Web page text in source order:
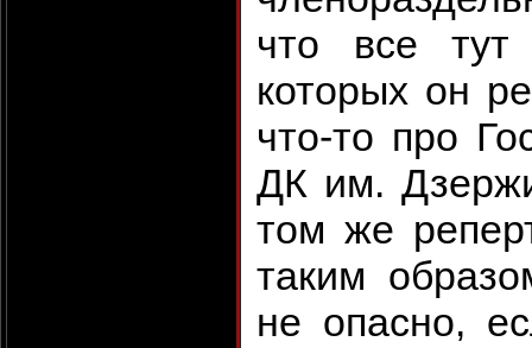
что все тут
которых он
что-то про
ДК им.
том же
таким
не опасно,